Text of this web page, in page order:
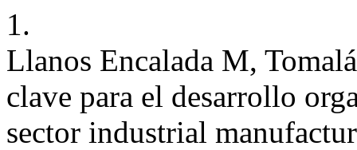
1.
Llanos Encalada M,
clave para el desarrollo
sector industrial